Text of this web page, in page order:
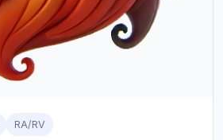
RA/RV